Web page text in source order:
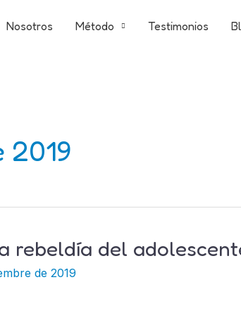
Nosotros Método Testimonios
2019
rebeldía del
de 2019